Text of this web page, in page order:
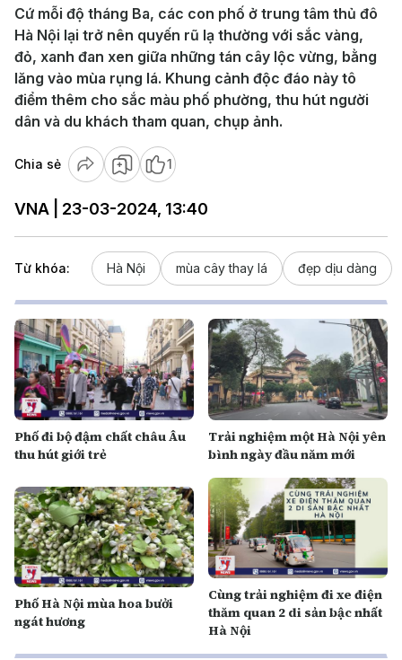
Cứ mỗi độ tháng Ba, các con phố ở trung tâm thủ đô
Hà Nội lại trở nên quyến rũ lạ thường với sắc vàng,
đỏ, xanh đan xen giữa những tán cây lộc vừng, bằng
lăng vào mùa rụng lá. Khung cảnh độc đáo này tô
điểm thêm cho sắc màu phố phường, thu hút người
dân và du khách tham quan, chụp ảnh.
Chia sẻ 1
VNA | 23-03-2024, 13:40
Từ khóa: Hà Nội mùa cây thay lá đẹp dịu dàng
Phố đi bộ đậm chất châu Âu
thu hút giới trẻ
Trải nghiệm một Hà Nội yên
bình ngày đầu năm mới
Phố Hà Nội mùa hoa bưởi
ngát hương
Cùng trải nghiệm đi xe điện
thăm quan 2 di sản bậc nhất
Hà Nội